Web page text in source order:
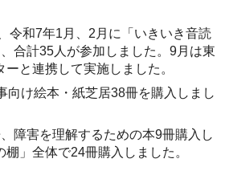
令和7年1月、2月に「いきいき音読
合計35人が参加しました。9月は東
と連携して実施しました。
向け絵本・紙芝居38冊を購入しまし
障害を理解するための本9冊購入し
棚」全体で24冊購入しました。